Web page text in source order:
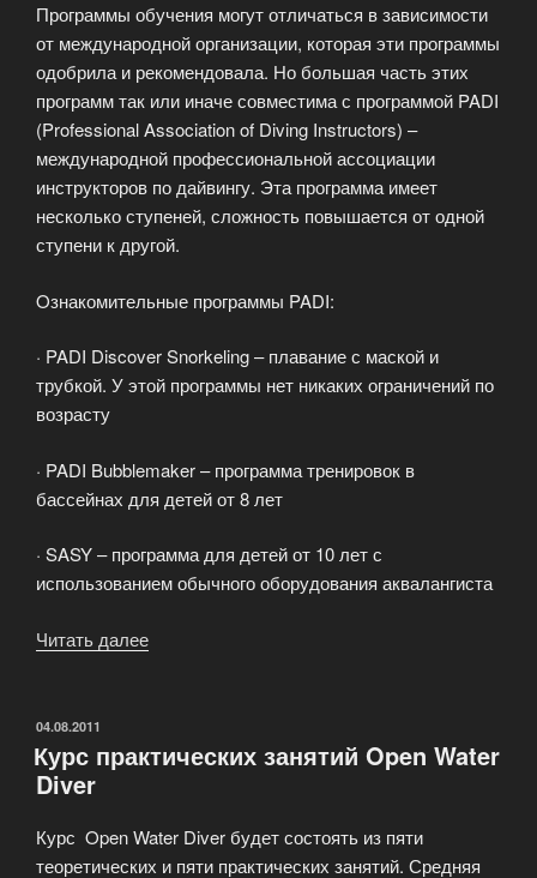
Программы обучения могут отличаться в зависимости
от международной организации, которая эти программы
одобрила и рекомендовала. Но большая часть этих
программ так или иначе совместима с программой PADI
(Professional Association of Diving Instructors) –
международной профессиональной ассоциации
инструкторов по дайвингу. Эта программа имеет
несколько ступеней, сложность повышается от одной
ступени к другой.
Oзнакомительные программы PADI:
· PADI Discover Snorkeling – плавание с маской и
трубкой. У этой программы нет никаких ограничений по
возрасту
· PADI Bubblemaker – программа тренировок в
бассейнах для детей от 8 лет
· SASY – программа для детей от 10 лет с
использованием обычного оборудования аквалангиста
Читать далее
любительского
ОПУБЛИКОВАНО
04.08.2011
Курс практических занятий Open Water
Diver
Курс Open Water Diver будет состоять из пяти
теоретических и пяти практических занятий. Средняя